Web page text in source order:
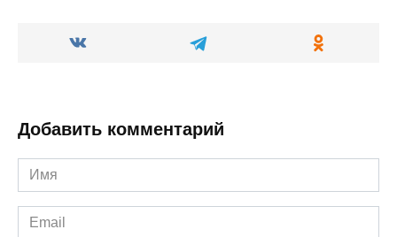
Добавить комментарий
Имя
*
Email